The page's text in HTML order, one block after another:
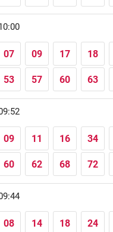
07 09 17 18
53 57 60 63
09 11 16 34
60 62 68 72
08 14 18 24